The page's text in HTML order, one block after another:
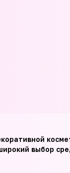
выбор